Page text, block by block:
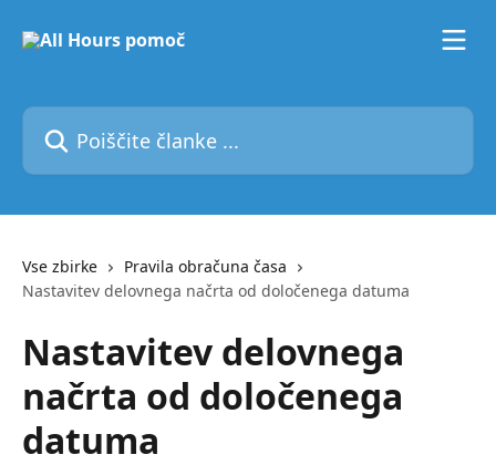
Poiščite članke ...
Vse zbirke
Pravila obračuna časa
Nastavitev delovnega načrta od določenega datuma
Nastavitev delovnega
načrta od določenega
datuma